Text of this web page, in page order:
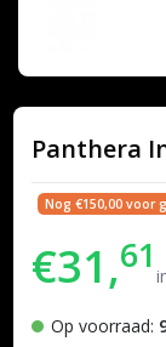
Panthera
Nog €150,00 voor
€31,61
Op voorraad: